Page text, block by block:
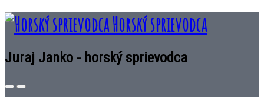
Horský sprievodca
Juraj Janko - horský sprievodca